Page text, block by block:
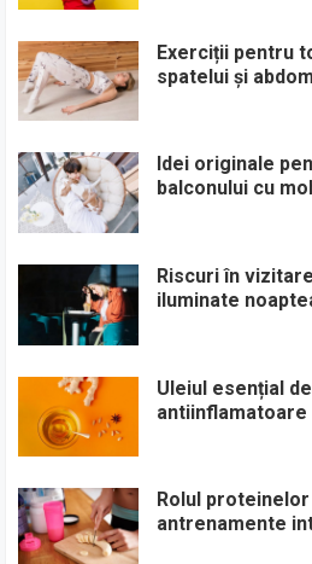
Exerciții pentru
spatelui și
Idei originale
balconului cu
Riscuri în
iluminate
Uleiul esențial
antiinflamatoare
Rolul
antrenamente